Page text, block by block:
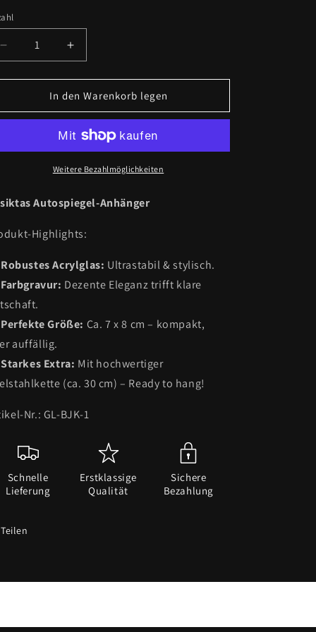
Verringere
die
Menge
Besiktas
-
Autospiegel-
+
Erhöhe
die
Menge
für
Besiktas
Wappen
Farbig
-
Autospiegel-
+
Kette
In den Warenkorb legen
Weitere Bezahlmöglichkeiten
Autospiegel-Anhänger
Highlights:
Acrylglas: Ultrastabil & stylisch.
Dezente Eleganz trifft klare
Größe: Ca. 7 x 8 cm – kompakt,
auffällig.
Extra: Mit hochwertiger
(ca. 30 cm) – Ready to hang!
Nr.: GL-BJK-1
Schnelle
Lieferung
Erstklassige
Qualität
Sichere
Bezahlung
Teilen